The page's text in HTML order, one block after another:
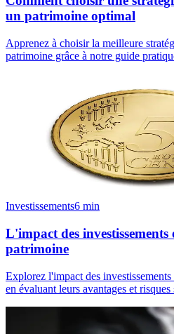
un patrimoine optimal
Apprenez à choisir la meilleure
patrimoine grâce à notre guide
Investissements6 min
L'impact des
patrimoine
Explorez l'impact des
en évaluant leurs avantages et